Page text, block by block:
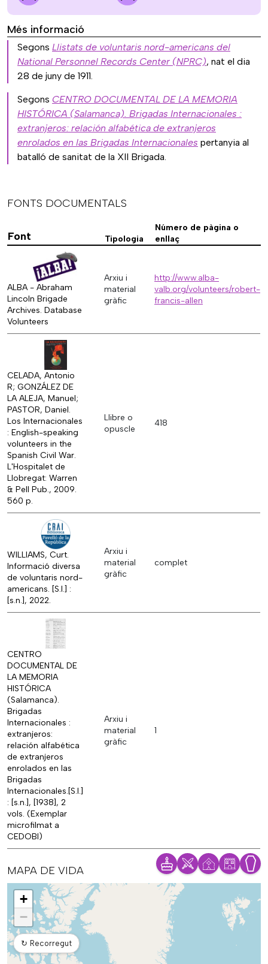
Més informació
Segons Llistats de voluntaris nord-americans del
National Personnel Records Center (NPRC), nat el dia
28 de juny de 1911.
Segons CENTRO DOCUMENTAL DE LA MEMORIA
HISTÓRICA (Salamanca). Brigadas Internacionales :
extranjeros: relación alfabética de extranjeros
enrolados en las Brigadas Internacionales pertanyia al
batalló de sanitat de la XII Brigada.
FONTS DOCUMENTALS
Font Tipologia
Número de pàgina o
enllaç
ALBA - Abraham
Lincoln Brigade
Archives. Database
Volunteers
Arxiu i
material
gràfic
http://www.alba-
valb.org/volunteers/robert-
francis-allen
CELADA, Antonio
R; GONZÁLEZ DE
LA ALEJA, Manuel;
PASTOR, Daniel.
Los Internacionales
: English-speaking
volunteers in the
Spanish Civil War.
L'Hospitalet de
Llobregat: Warren
& Pell Pub., 2009.
560 p.
Llibre o
opuscle
418
WILLIAMS, Curt.
Informació diversa
de voluntaris nord-
americans. [S.l.] :
[s.n.], 2022.
Arxiu i
material
gràfic
complet
CENTRO
DOCUMENTAL DE
LA MEMORIA
HISTÓRICA
(Salamanca).
Brigadas
Internacionales :
extranjeros:
relación alfabética
de extranjeros
enrolados en las
Brigadas
Internacionales.[S.l.]
: [s.n.], [1938], 2
vols. (Exemplar
microfilmat a
CEDOBI)
Arxiu i
material
gràfic
1
MAPA DE VIDA
Mapa
+
−
↻ Recorregut